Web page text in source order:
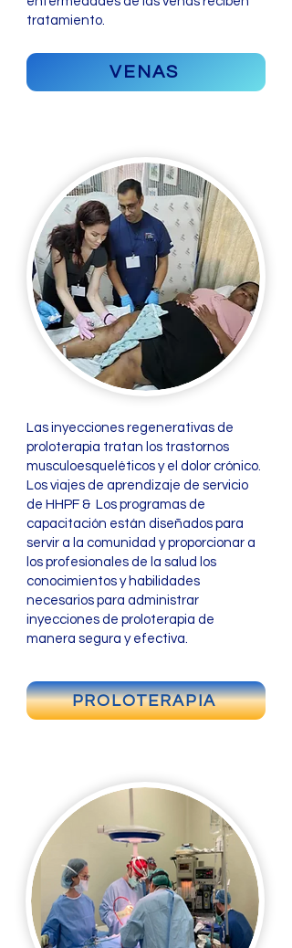
tratamiento.
VENAS
Las inyecciones regenerativas de
proloterapia tratan los trastornos
musculoesqueléticos y el dolor crónico.
Los viajes de aprendizaje de servicio
de HHPF & Los programas de
capacitación están diseñados para
servir a la comunidad y proporcionar a
los profesionales de la salud los
conocimientos y habilidades
necesarios para administrar
inyecciones de proloterapia de
manera segura y efectiva.
PROLOTERAPIA